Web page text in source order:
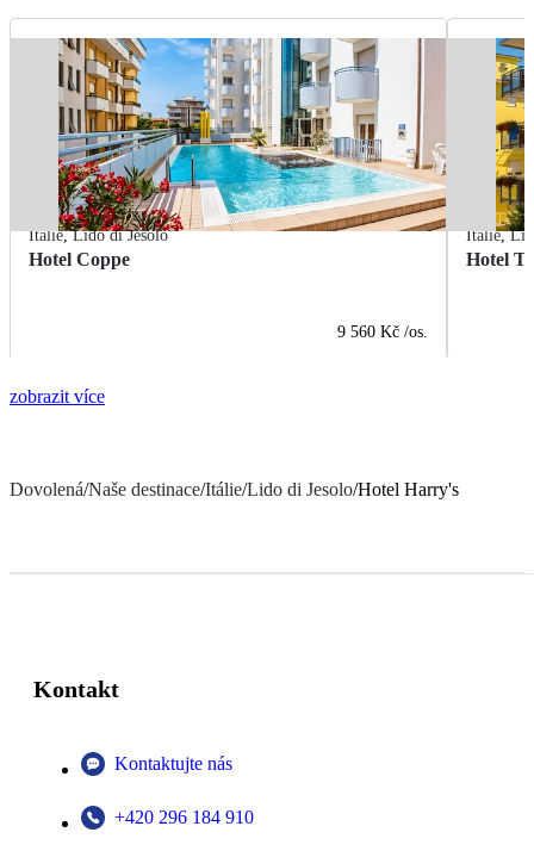
Itálie,Lido di Jesolo
Hotel Coppe
9 560 Kč /os.
Itálie,
Hotel
zobrazit více
Dovolená/Naše destinace/Itálie/Lido di Jesolo/Hotel Harry's
Kontakt
Kontaktujte nás
+420 296 184 910